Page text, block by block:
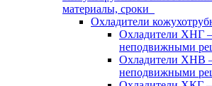
материалы, сроки
Охладители
Охладители ХНГ
неподвижными
Охладители ХНВ
неподвижными